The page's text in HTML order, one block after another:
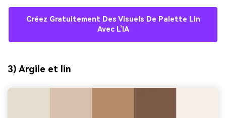
Créez Gratuitement Des Visuels De Palette Lin
Avec L’IA
3) Argile et lin